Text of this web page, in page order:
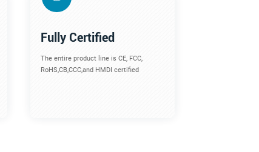
Fully Certified
The entire product line is CE, FCC,
RoHS,CB,CCC,and HMDI certified